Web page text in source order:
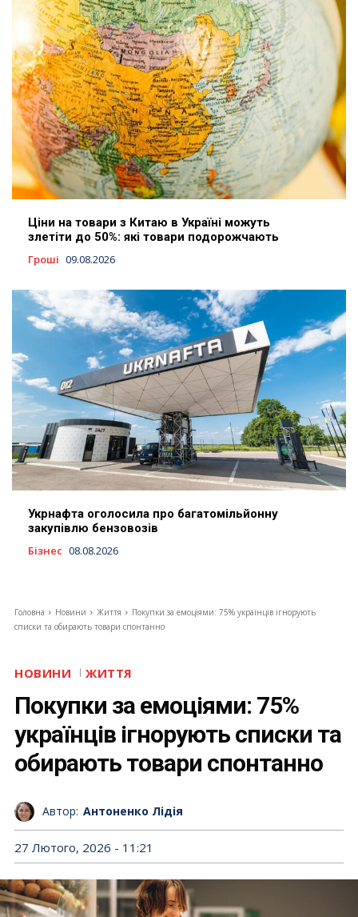
Ціни на товари з Китаю в Україні можуть
злетіти до 50%: які товари подорожчають
Гроші 09.08.2026
Укрнафта оголосила про багатомільйонну
закупівлю бензовозів
Бізнес 08.08.2026